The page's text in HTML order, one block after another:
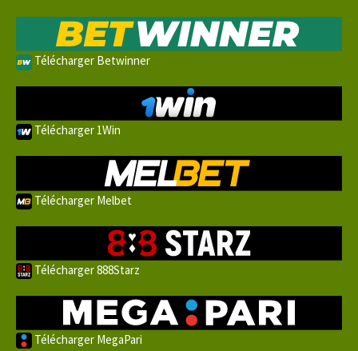
Télécharger Betwinner
Télécharger 1Win
Télécharger Melbet
Télécharger 888Starz
Télécharger MegaPari